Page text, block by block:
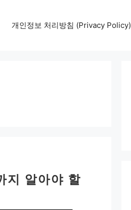
개인정보 처리방침 (Privacy Policy)
지 알아야 할